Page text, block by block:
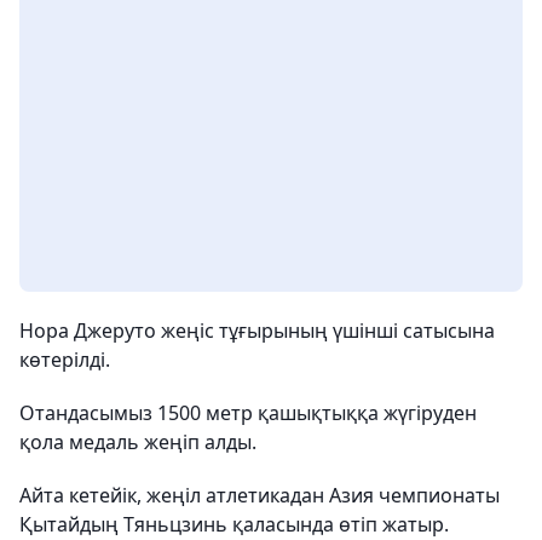
Нора Джеруто жеңіс тұғырының үшінші сатысына
көтерілді.
Отандасымыз 1500 метр қашықтыққа жүгіруден
қола медаль жеңіп алды.
Айта кетейік, жеңіл атлетикадан Азия чемпионаты
Қытайдың Тяньцзинь қаласында өтіп жатыр.